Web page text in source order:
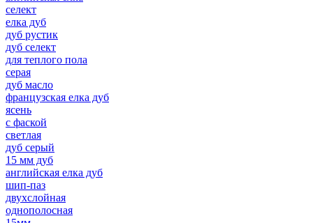
селект
елка дуб
дуб рустик
дуб селект
для теплого пола
серая
дуб масло
французская елка дуб
ясень
с фаской
светлая
дуб серый
15 мм дуб
английская елка дуб
шип-паз
двухслойная
однополосная